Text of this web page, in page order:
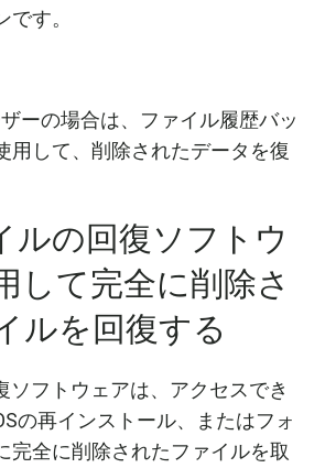
す。
ーの場合は、ファイル履歴バッ
用して、削除されたデータを復
ルの回復ソフトウ
して完全に削除さ
ルを回復する
ソフトウェアは、アクセスでき
の再インストール、またはフォ
完全に削除されたファイルを取